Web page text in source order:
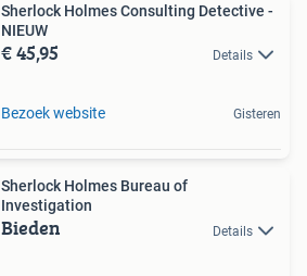
Sherlock Holmes Consulting Detective -
NIEUW
€ 45,95 Details
Bezoek website Gisteren
Sherlock Holmes Bureau of
Investigation
Bieden Details